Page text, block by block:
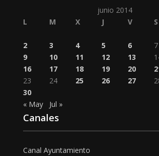
junio 2014
L
M X J V S
2
3 4 5 6 7
9
10 11 12 13
16
17 18 19 20
23
24 25 26 27
30
« May
Jul »
Canales
Canal Ayuntamiento